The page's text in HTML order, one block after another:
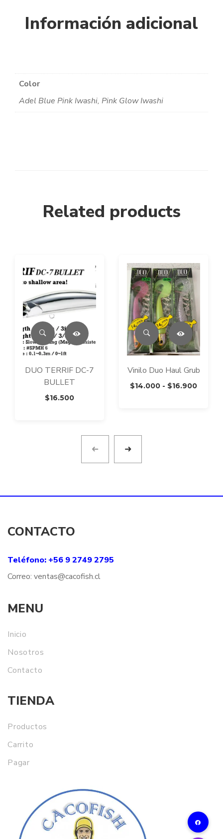
Información adicional
Color
Adel Blue Pink Iwashi, Pink Glow Iwashi
Related products
DUO TERRIF DC-7
BULLET
$16.500
Vinilo Duo Haul Grub
$14.000 - $16.900Rango
CONTACTO
Teléfono: +56 9 2749 2795
Correo: ventas@cacofish.cl
MENU
Inicio
Nosotros
Contacto
TIENDA
Productos
Carrito
Pagar